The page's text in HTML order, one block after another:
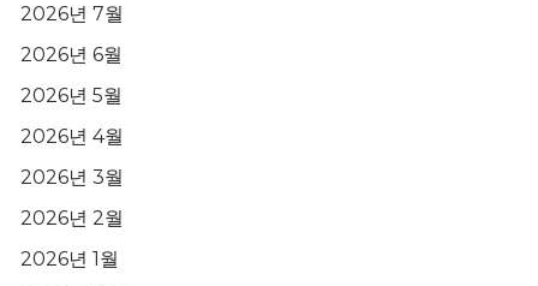
2026년 7월
2026년 6월
2026년 5월
2026년 4월
2026년 3월
2026년 2월
2026년 1월